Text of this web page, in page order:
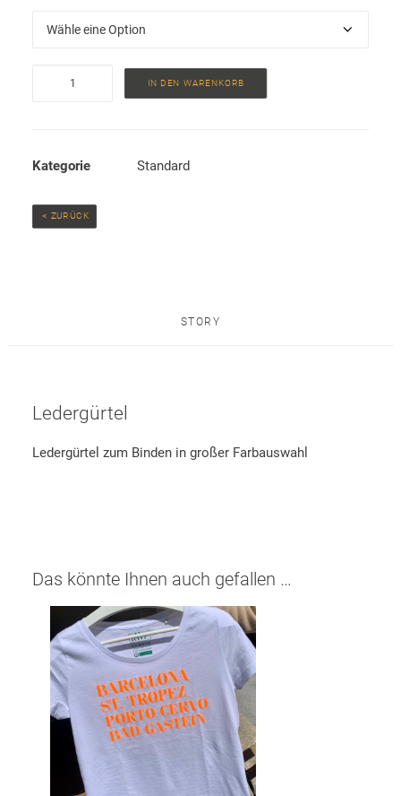
Ledergürtel
IN DEN WARENKORB
Kategorie Standard
< ZURÜCK
STORY
Ledergürtel
Ledergürtel zum Binden in großer Farbauswahl
Das könnte Ihnen auch gefallen …